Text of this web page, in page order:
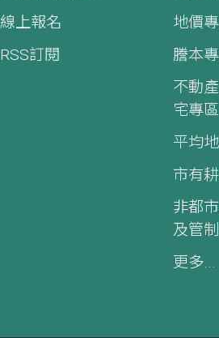
線上報名
RSS訂閱
地價
謄本
不動
宅專區
平均
市有
非都
及管
更多...